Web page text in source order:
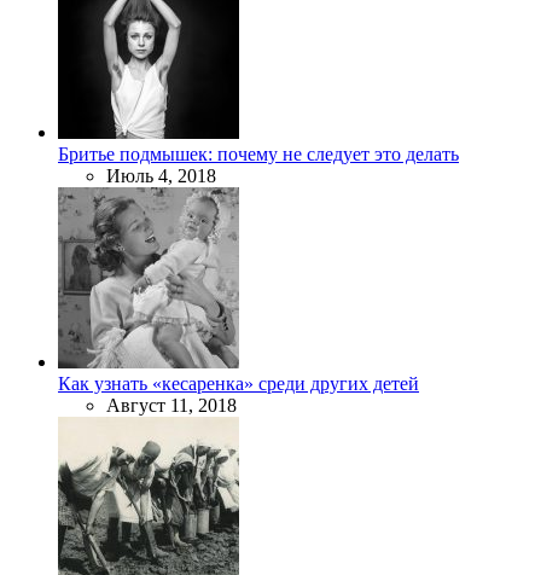
Бритье подмышек: почему не следует это делать
Июль 4, 2018
Как узнать «кесаренка» среди других детей
Август 11, 2018